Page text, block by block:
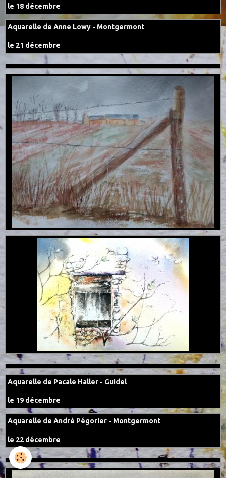
le 18 décembre
Aquarelle de Anne Lowy - Montgermont
le 21 décembre
Aquarelle de Pacale Haller - Guidel
le 19 décembre
Aquarelle de André Pégorier - Montgermont
le 22 décembre